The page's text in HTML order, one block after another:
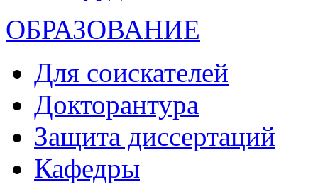
ОБРАЗОВАНИЕ
Для соискателей
Докторантура
Защита диссертаций
Кафедры